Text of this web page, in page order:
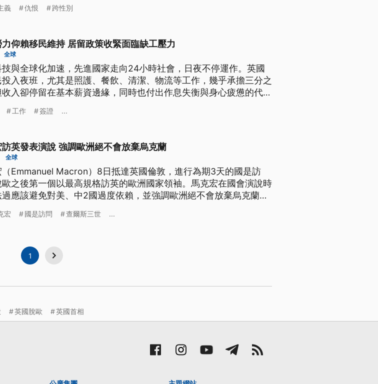
義 仇恨 跨性別
仰賴移民維持 居留政策收緊面臨缺工壓力
全球
與全球化加速，先進國家走向24小時社會，日夜不停運作。英國
入夜班，尤其是照護、餐飲、清潔、物流等工作，幾乎承擔三分之
入卻停留在基本薪資邊緣，同時也付出作息失衡與身心疲憊的代
面臨壓力。
工作 簽證 ...
英發表演說 強調歐洲絕不會放棄烏克蘭
全球
Emmanuel Macron）8日抵達英國倫敦，進行為期3天的國是訪
之後第一個以最高規格訪英的歐洲國家領袖。馬克宏在國會演說時
應該避免對美、中2國過度依賴，並強調歐洲絕不會放棄烏克蘭，
宏 國是訪問 查爾斯三世 ...
1
英國脫歐 英國首相